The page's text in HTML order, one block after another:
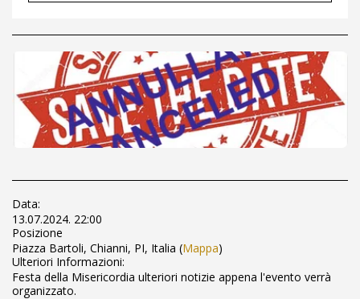
Data:
13.07.2024. 22:00
Posizione
Piazza Bartoli, Chianni, PI, Italia (Mappa)
Ulteriori Informazioni:
Festa della Misericordia ulteriori notizie appena l'evento verrà
organizzato.